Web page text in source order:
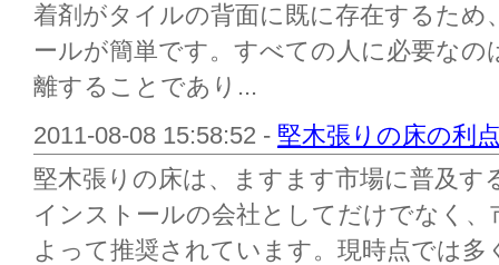
着剤がタイルの背面に既に存在するた
ールが簡単です。すべての人に必要な
離することであり...
2011-08-08 15:58:52 - 堅木張りの床の利
堅木張りの床は、ますます市場に普及
インストールの会社としてだけでなく
よって推奨されています。現時点では